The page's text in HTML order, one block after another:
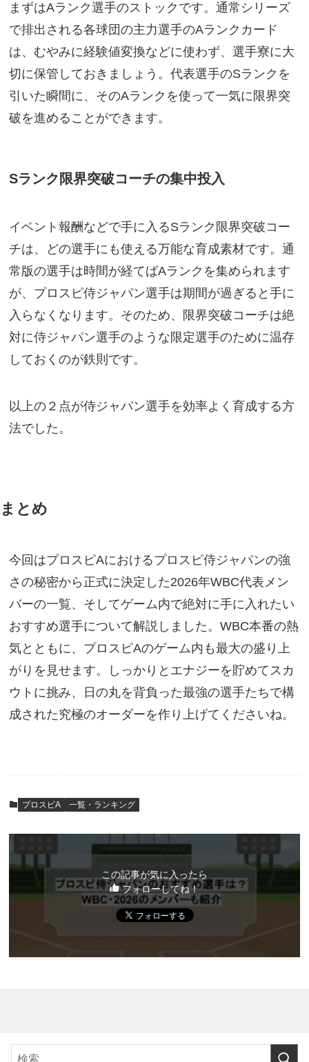
まずはAランク選手のストックです。通常シリーズ
で排出される各球団の主力選手のAランクカード
は、むやみに経験値変換などに使わず、選手寮に大
切に保管しておきましょう。代表選手のSランクを
引いた瞬間に、そのAランクを使って一気に限界突
破を進めることができます。
Sランク限界突破コーチの集中投入
イベント報酬などで手に入るSランク限界突破コー
チは、どの選手にも使える万能な育成素材です。通
常版の選手は時間が経てばAランクを集められます
が、プロスピ侍ジャパン選手は期間が過ぎると手に
入らなくなります。そのため、限界突破コーチは絶
対に侍ジャパン選手のような限定選手のために温存
しておくのが鉄則です。
以上の２点が侍ジャパン選手を効率よく育成する方
法でした。
まとめ
今回はプロスピAにおけるプロスピ侍ジャパンの強
さの秘密から正式に決定した2026年WBC代表メン
バーの一覧、そしてゲーム内で絶対に手に入れたい
おすすめ選手について解説しました。WBC本番の熱
気とともに、プロスピAのゲーム内も最大の盛り上
がりを見せます。しっかりとエナジーを貯めてスカ
ウトに挑み、日の丸を背負った最強の選手たちで構
成された究極のオーダーを作り上げてくださいね。
プロスピA 一覧・ランキング
この記事が気に入ったら
フォローしてね！